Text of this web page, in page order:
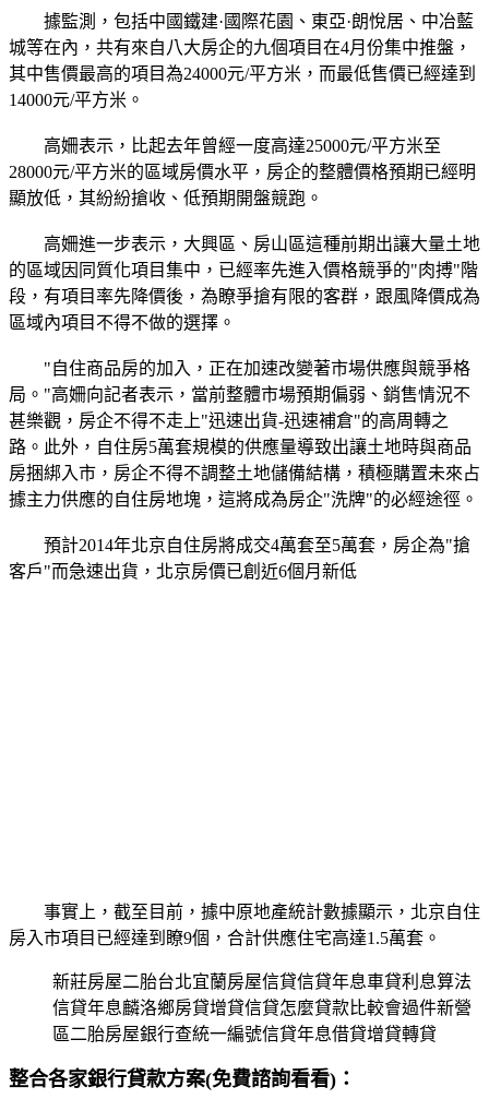
據監測，包括中國鐵建·國際花園、東亞·朗悅居、中冶藍
城等在內，共有來自八大房企的九個項目在4月份集中推盤，
其中售價最高的項目為24000元/平方米，而最低售價已經達到
14000元/平方米。
高姍表示，比起去年曾經一度高達25000元/平方米至
28000元/平方米的區域房價水平，房企的整體價格預期已經明
顯放低，其紛紛搶收、低預期開盤競跑。
高姍進一步表示，大興區、房山區這種前期出讓大量土地
的區域因同質化項目集中，已經率先進入價格競爭的"肉搏"階
段，有項目率先降價後，為瞭爭搶有限的客群，跟風降價成為
區域內項目不得不做的選擇。
"自住商品房的加入，正在加速改變著市場供應與競爭格
局。"高姍向記者表示，當前整體市場預期偏弱、銷售情況不
甚樂觀，房企不得不走上"迅速出貨-迅速補倉"的高周轉之
路。此外，自住房5萬套規模的供應量導致出讓土地時與商品
房捆綁入市，房企不得不調整土地儲備結構，積極購置未來占
據主力供應的自住房地塊，這將成為房企"洗牌"的必經途徑。
預計2014年北京自住房將成交4萬套至5萬套，房企為"搶
客戶"而急速出貨，北京房價已創近6個月新低
事實上，截至目前，據中原地產統計數據顯示，北京自住
房入市項目已經達到瞭9個，合計供應住宅高達1.5萬套。
新莊房屋二胎台北宜蘭房屋信貸信貸年息車貸利息算法
信貸年息麟洛鄉房貸增貸信貸怎麼貸款比較會過件新營
區二胎房屋銀行查統一編號信貸年息借貸增貸轉貸
整合各家銀行貸款方案(免費諮詢看看)：